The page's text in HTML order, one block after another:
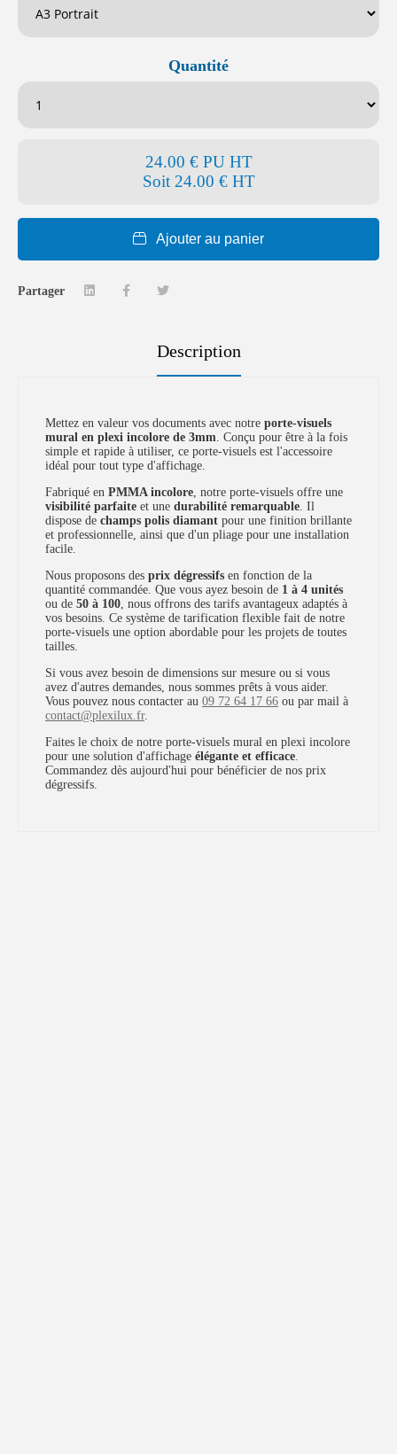
Quantité
24.00 € PU HT
Soit 24.00 € HT
Ajouter au panier
Partager
Description
Mettez en valeur vos documents avec notre porte-visuels
mural en plexi incolore de 3mm. Conçu pour être à la fois
simple et rapide à utiliser, ce porte-visuels est l'accessoire
idéal pour tout type d'affichage.
Fabriqué en PMMA incolore, notre porte-visuels offre une
visibilité parfaite et une durabilité remarquable. Il
dispose de champs polis diamant pour une finition brillante
et professionnelle, ainsi que d'un pliage pour une installation
facile.
Nous proposons des prix dégressifs en fonction de la
quantité commandée. Que vous ayez besoin de 1 à 4 unités
ou de 50 à 100, nous offrons des tarifs avantageux adaptés à
vos besoins. Ce système de tarification flexible fait de notre
porte-visuels une option abordable pour les projets de toutes
tailles.
Si vous avez besoin de dimensions sur mesure ou si vous
avez d'autres demandes, nous sommes prêts à vous aider.
Vous pouvez nous contacter au 09 72 64 17 66 ou par mail à
contact@plexilux.fr.
Faites le choix de notre porte-visuels mural en plexi incolore
pour une solution d'affichage élégante et efficace.
Commandez dès aujourd'hui pour bénéficier de nos prix
dégressifs.